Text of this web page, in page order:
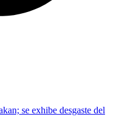
se exhibe desgaste del